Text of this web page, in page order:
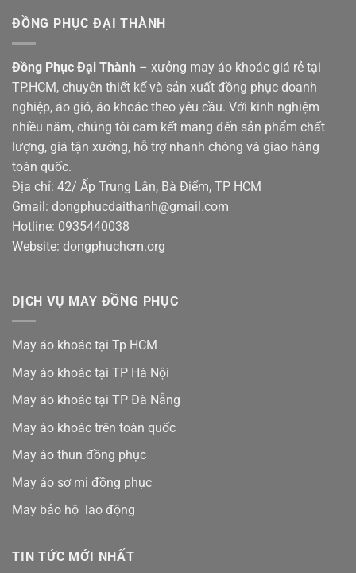
ĐỒNG PHỤC ĐẠI THÀNH
Đồng Phục Đại Thành – xưởng may áo khoác giá rẻ tại
TP.HCM, chuyên thiết kế và sản xuất đồng phục doanh
nghiệp, áo gió, áo khoác theo yêu cầu. Với kinh nghiệm
nhiều năm, chúng tôi cam kết mang đến sản phẩm chất
lượng, giá tận xưởng, hỗ trợ nhanh chóng và giao hàng
toàn quốc.
Địa chỉ: 42/ Ấp Trung Lân, Bà Điểm, TP HCM
Gmail: dongphucdaithanh@gmail.com
Hotline: 0935440038
Website: dongphuchcm.org
DỊCH VỤ MAY ĐỒNG PHỤC
May áo khoác tại Tp HCM
May áo khoác tại TP Hà Nội
May áo khoác tại TP Đà Nẵng
May áo khoác trên toàn quốc
May áo thun đồng phục
May áo sơ mi đồng phục
May bảo hộ lao động
TIN TỨC MỚI NHẤT